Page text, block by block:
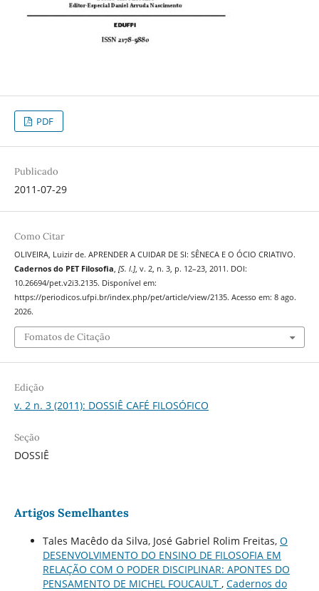
PDF
Publicado
2011-07-29
Como Citar
OLIVEIRA, Luizir de. APRENDER A CUIDAR DE SI: SÊNECA E O ÓCIO CRIATIVO.
Cadernos do PET Filosofia, [S. l.], v. 2, n. 3, p. 12–23, 2011. DOI:
10.26694/pet.v2i3.2135. Disponível em:
https://periodicos.ufpi.br/index.php/pet/article/view/2135. Acesso em: 8 ago.
2026.
Fomatos de Citação
Edição
v. 2 n. 3 (2011): DOSSIÊ CAFÉ FILOSÓFICO
Seção
DOSSIÊ
Artigos Semelhantes
Tales Macêdo da Silva, José Gabriel Rolim Freitas, O
DESENVOLVIMENTO DO ENSINO DE FILOSOFIA EM
RELAÇÃO COM O PODER DISCIPLINAR: APONTES DO
PENSAMENTO DE MICHEL FOUCAULT , Cadernos do